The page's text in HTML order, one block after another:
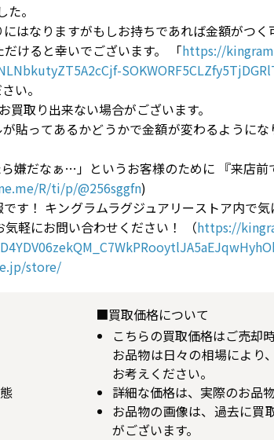
。
はなりますがもしお持ちであれば金額がつ
けると幸いでございます。 「https://
い。
取り出来ない場合がございます。
貼ってあるかどうかで金額が変わるように
嫌だなぁ…」というお客様のために 『来店
R/ti/p/@256sggfn)
す！ キングラムラグジュアリーストア内で
軽にお問い合わせください！ （https://
store/
■買取価格について
こちらの買取価格はご売却
お品物は日々の相場により
お考えください。
詳細な価格は、実際のお品
お品物の画像は、過去に買
がございます。